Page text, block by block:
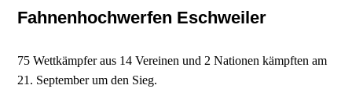
Fahnenhochwerfen Eschweiler
75 Wettkämpfer aus 14 Vereinen und 2 Nationen kämpften am
21. September um den Sieg.